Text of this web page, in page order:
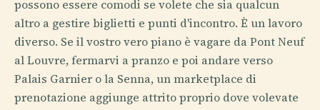
possono essere comodi se volete che sia qualcun
altro a gestire biglietti e punti d'incontro. È un lavoro
diverso. Se il vostro vero piano è vagare da Pont Neuf
al Louvre, fermarvi a pranzo e poi andare verso
Palais Garnier o la Senna, un marketplace di
prenotazione aggiunge attrito proprio dove volevate